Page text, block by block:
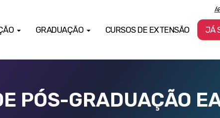
GRADUAÇÃO CURSOS DE EXTENSÃO JÁ
PÓS-GRADUAÇÃO